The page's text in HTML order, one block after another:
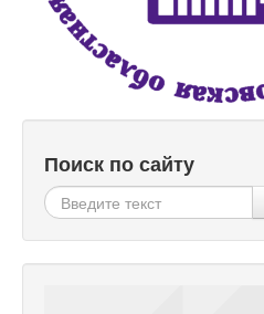
Поиск по сайту